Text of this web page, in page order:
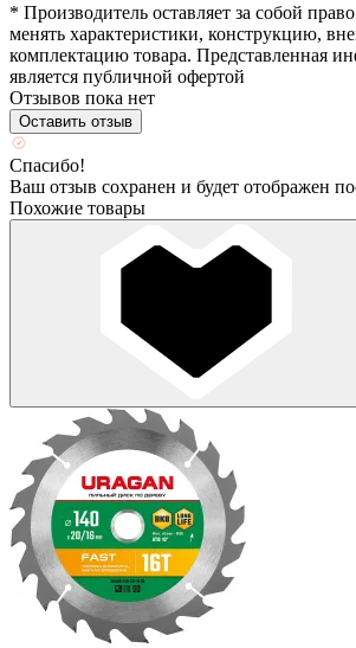
* Производитель оставляет за собой
менять характеристики, конструкцию,
комплектацию товара. Представленная
является публичной офертой
Отзывов пока нет
Оставить отзыв
Спасибо!
Ваш отзыв сохранен и будет отображен
Похожие товары